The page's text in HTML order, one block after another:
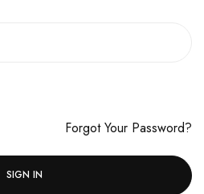
SIGN IN
Forgot Your Password?